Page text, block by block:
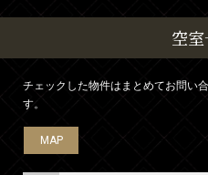
空
チェックした物件はまとめてお問い
す。
MAP
MAP